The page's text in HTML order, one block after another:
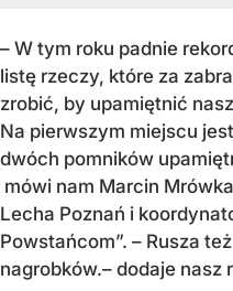
– W tym roku padnie
listę rzeczy, które za
zrobić, by upamiętnić
Na pierwszym miejscu
dwóch pomników
mówi nam Marcin
Lecha Poznań i
Powstańcom”. – Rusza
nagrobków.– dodaje nasz